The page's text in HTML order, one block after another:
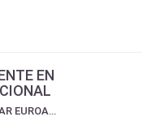
EN
UPEA UNIVERSIDAD POPULAR EUROAMERICANA